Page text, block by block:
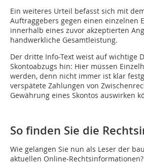
Ein weiteres Urteil befasst sich mit
Auftraggebers gegen einen einzelnen
innerhalb eines zuvor akzeptierten
handwerkliche Gesamtleistung.
Der dritte Info-Text weist auf wichtige
Skontoabzugs hin: Hier müssen
werden, denn nicht immer ist klar
verspätete Zahlungen von
Gewährung eines Skontos auswirken
So finden Sie die
Wie gelangen Sie nun als Leser der
aktuellen Online-